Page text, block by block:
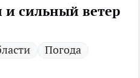
сильный ветер
Погода